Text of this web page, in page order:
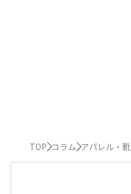
TOP コラム アパレル・靴